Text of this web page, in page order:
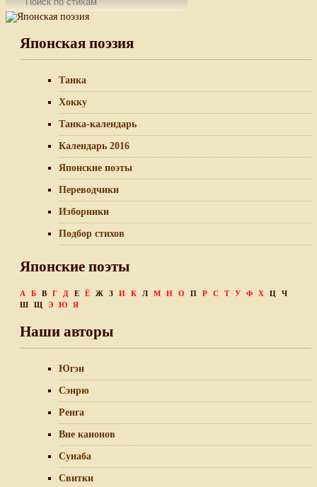
Японская поэзия
Танка
Хокку
Танка-календарь
Календарь 2016
Японские поэты
Переводчики
Изборники
Подбор стихов
Японские поэты
А Б В Г Д Е Ё Ж З И К Л М Н О П Р С Т У Ф Х Ц
Ч
Ш
Щ Э Ю Я
Наши авторы
Югэн
Сэнрю
Ренга
Вне канонов
Сунаба
Свитки